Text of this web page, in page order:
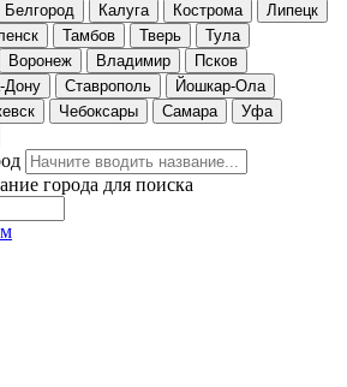
Белгород Калуга Кострома
Липецк
Тамбов Тверь
Тула
Воронеж Владимир
Псков
Дону Ставрополь
Йошкар-Ола
Чебоксары Самара
Уфа
города для поиска